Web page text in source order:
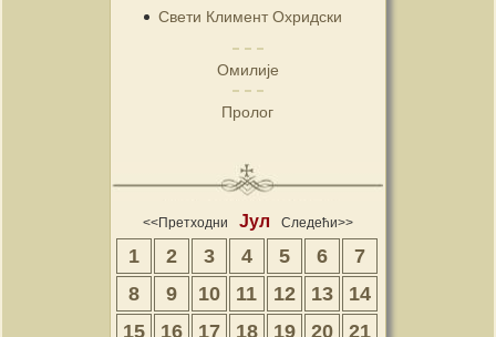
Свети Климент Охридски
Омилије
Пролог
<<Претходни Јул Следећи>>
1 2 3 4 5 6
7
8
9 10 11 12 13
14
15
16 17 18 19 20
21